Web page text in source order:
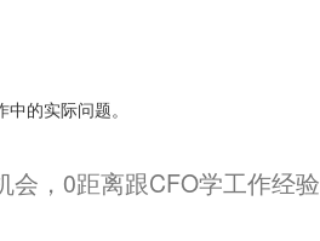
的实际问题。
会，0距离跟CFO学工作经验